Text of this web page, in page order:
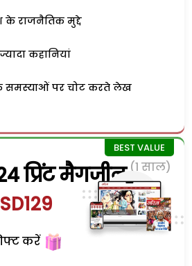
के राजनैतिक मुद्दे
कहानियां
समस्याओं पर चोट करते लेख
प्रिंट मैगजीन (1 साल)
करें